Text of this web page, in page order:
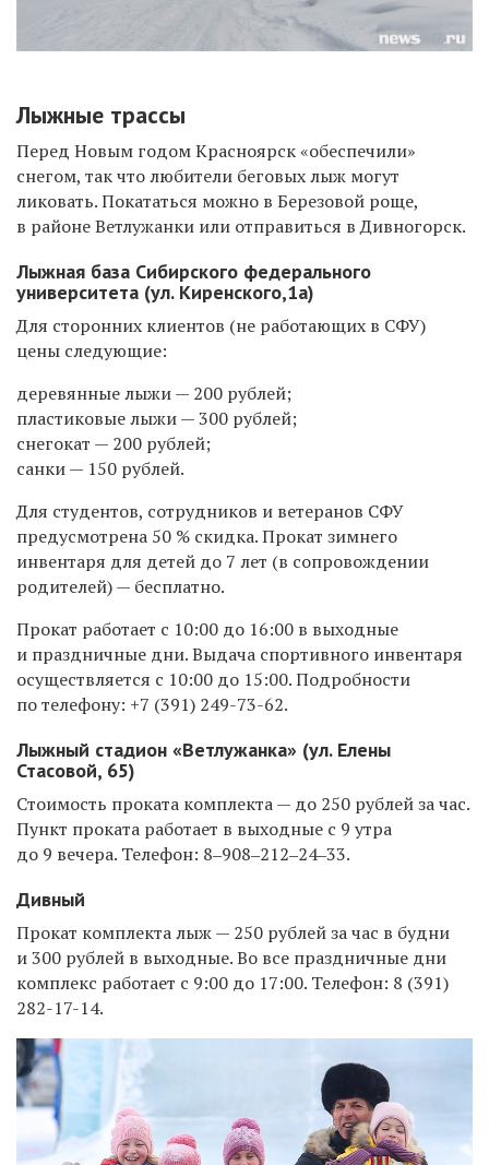
Лыжные трассы
Перед Новым годом Красноярск «обеспечили»
снегом, так что любители беговых лыж могут
ликовать. Покататься можно в Березовой роще,
в районе Ветлужанки или отправиться в Дивногорск.
Лыжная база Сибирского федерального
университета (ул. Киренского,1а)
Для сторонних клиентов (не работающих в СФУ)
цены следующие:
деревянные лыжи — 200 рублей;
пластиковые лыжи — 300 рублей;
снегокат — 200 рублей;
санки — 150 рублей.
Для студентов, сотрудников и ветеранов СФУ
предусмотрена 50 % скидка. Прокат зимнего
инвентаря для детей до 7 лет (в сопровождении
родителей) — бесплатно.
Прокат работает с 10:00 до 16:00 в выходные
и праздничные дни. Выдача спортивного инвентаря
осуществляется с 10:00 до 15:00. Подробности
по телефону: +7 (391) 249-73-62.
Лыжный стадион «Ветлужанка» (ул. Елены
Стасовой, 65)
Стоимость проката комплекта — до 250 рублей за час.
Пункт проката работает в выходные с 9 утра
до 9 вечера. Телефон: ​8‒908‒212‒24‒33.
Дивный
Прокат комплекта лыж — 250 рублей за час в будни
и 300 рублей в выходные. Во все праздничные дни
комплекс работает с 9:00 до 17:00. Телефон: 8 (391)
282-17-14.